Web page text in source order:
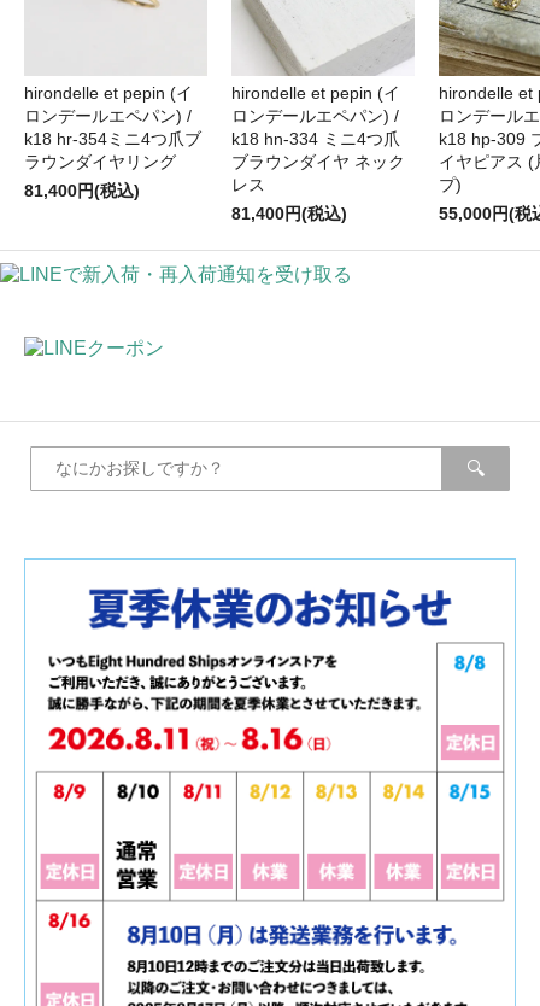
hirondelle et pepin (イ
ロンデールエペパン) /
k18 hr-354ミニ4つ爪ブ
ラウンダイヤリング
81,400円(税込)
hirondelle et pepin (イ
ロンデールエペパン) /
k18 hn-334 ミニ4つ爪
ブラウンダイヤ ネック
レス
81,400円(税込)
hirondelle et
ロンデール
k18 hp-309
イヤピアス (
プ)
55,000円(税